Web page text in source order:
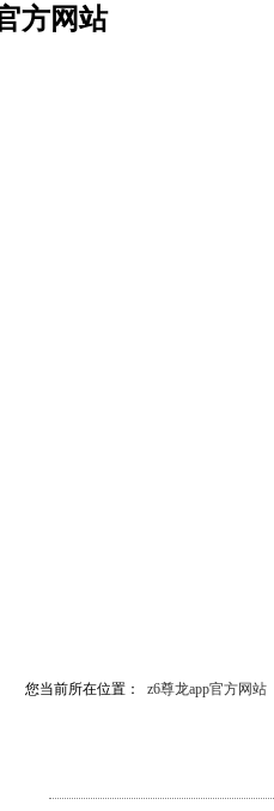
方网站
您当前所在位置： z6尊龙app官方网站